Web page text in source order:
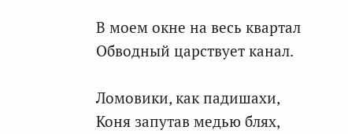
В моем окне на весь квартал
Обводный царствует канал.
Ломовики, как падишахи,
Коня запутав медью блях,